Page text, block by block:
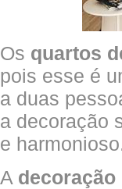
Os quartos
pois esse é
a duas
a decoração
e
A decoração